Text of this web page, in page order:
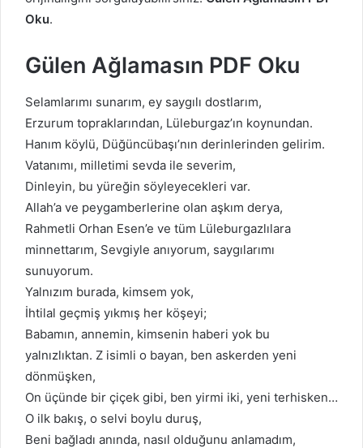
Oku.
Gülen Ağlamasın PDF Oku
Selamlarımı sunarım, ey saygılı dostlarım,
Erzurum topraklarından, Lüleburgaz’ın koynundan.
Hanım köylü, Düğüncübaşı’nın derinlerinden gelirim.
Vatanımı, milletimi sevda ile severim,
Dinleyin, bu yüreğin söyleyecekleri var.
Allah’a ve peygamberlerine olan aşkım derya,
Rahmetli Orhan Esen’e ve tüm Lüleburgazlılara
minnettarım, Sevgiyle anıyorum, saygılarımı
sunuyorum.
Yalnızım burada, kimsem yok,
İhtilal geçmiş yıkmış her köşeyi;
Babamın, annemin, kimsenin haberi yok bu
yalnızlıktan. Z isimli o bayan, ben askerden yeni
dönmüşken,
On üçünde bir çiçek gibi, ben yirmi iki, yeni terhisken…
O ilk bakış, o selvi boylu duruş,
Beni bağladı anında, nasıl olduğunu anlamadım,